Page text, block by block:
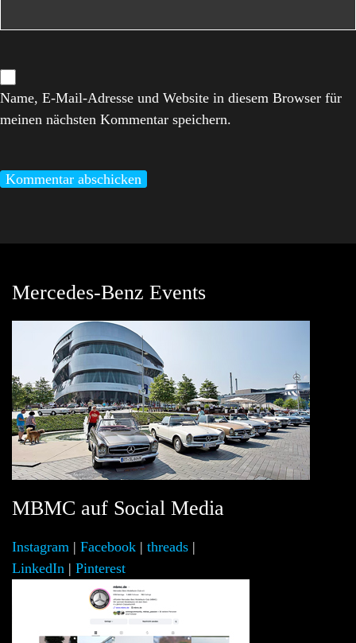
Name, E-Mail-Adresse und Website in diesem Browser für
meinen nächsten Kommentar speichern.
Mercedes-Benz Events
MBMC auf Social Media
Instagram | Facebook | threads |
LinkedIn | Pinterest